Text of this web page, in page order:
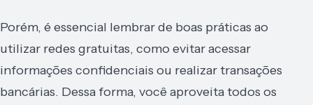
Porém, é essencial lembrar de boas práticas ao
utilizar redes gratuitas, como evitar acessar
informações confidenciais ou realizar transações
bancárias. Dessa forma, você aproveita todos os